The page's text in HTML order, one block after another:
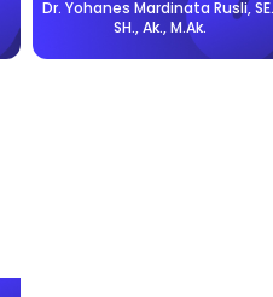
Dr. Yohanes Mardinata Rusli,
SH., Ak., M.Ak.